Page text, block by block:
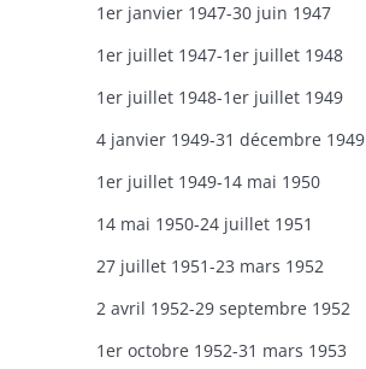
1er janvier 1947-30 juin 1947
1er juillet 1947-1er juillet 1948
1er juillet 1948-1er juillet 1949
4 janvier 1949-31 décembre 1949
1er juillet 1949-14 mai 1950
14 mai 1950-24 juillet 1951
27 juillet 1951-23 mars 1952
2 avril 1952-29 septembre 1952
1er octobre 1952-31 mars 1953